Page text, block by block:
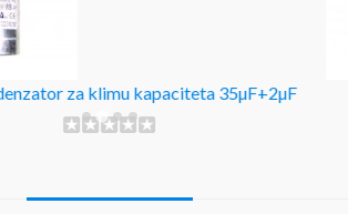
za klimu kapaciteta 35µF+2µF